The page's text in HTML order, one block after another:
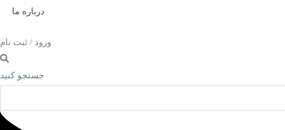
درباره ما
ورود / ثبت نام
جستجو کنید